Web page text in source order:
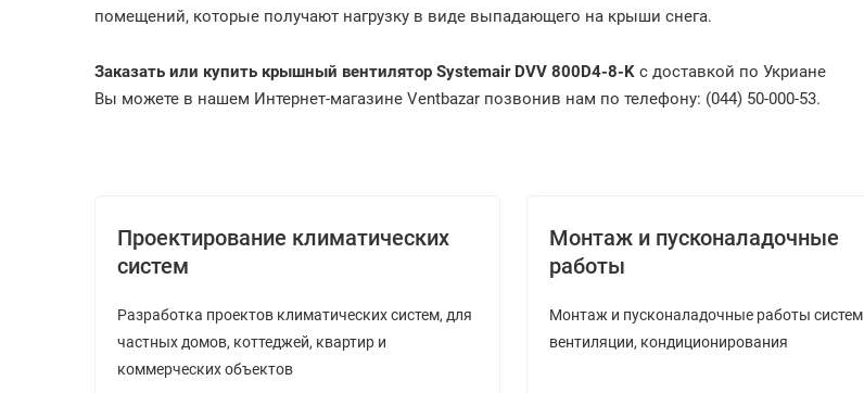
помещений, которые получают нагрузку в виде выпадающего на крыши снега.
Заказать или купить крышный вентилятор Systemair DVV 800D4-8-K с доставкой по Укриане
Вы можете в нашем Интернет-магазине Ventbazar позвонив нам по телефону: (044) 50-000-53.
Проектирование климатических
систем
Разработка проектов климатических систем, для
частных домов, коттеджей, квартир и
коммерческих объектов
Монтаж и пусконаладочные
работы
Монтаж и пусконаладочные работы систем
вентиляции, кондиционирования